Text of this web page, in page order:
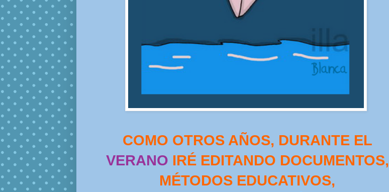
COMO OTROS AÑOS, DURANTE EL
VERANO IRÉ EDITANDO DOCUMENTOS,
MÉTODOS EDUCATIVOS,